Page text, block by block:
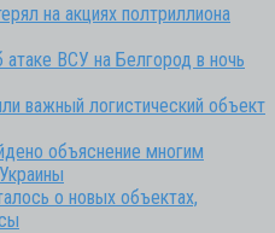
на акциях полтриллиона
ВСУ на Белгород в ночь
важный логистический объект
объяснение многим
о новых объектах,